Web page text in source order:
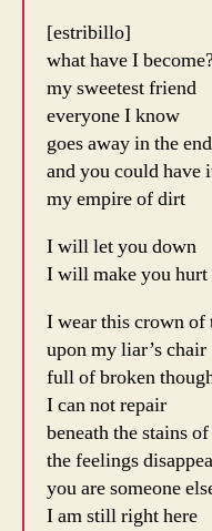
[estribillo]
what have I
my sweetest friend
everyone I know
goes away in the end
and you could have
my empire of dirt
I will let you down
I will make you hurt
I wear this crown of
upon my liar’s chair
full of broken
I can not repair
beneath the stains
the feelings
you are someone
I am still right here